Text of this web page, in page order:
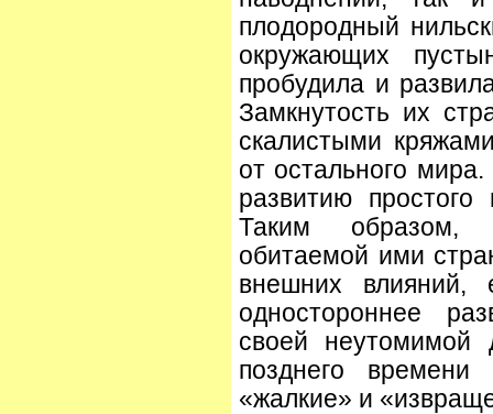
плодородный
окружающих
пробудила и
Замкнутость их
скалистыми
от остального
развитию
Таким образом,
обитаемой ими
внешних влияний,
одностороннее
своей неутомимой
позднего
«жалкие» и